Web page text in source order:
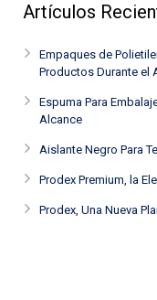
Artículos
Empaques de
Productos Durante el
Espuma Para
Alcance
Aislante Negro Para
Prodex Premium, la
Prodex, Una Nueva